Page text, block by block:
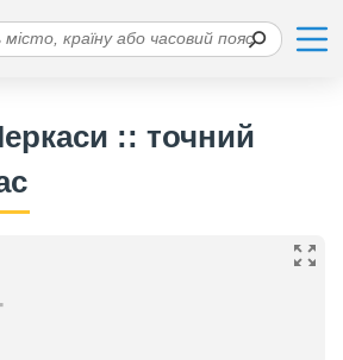
:: точний